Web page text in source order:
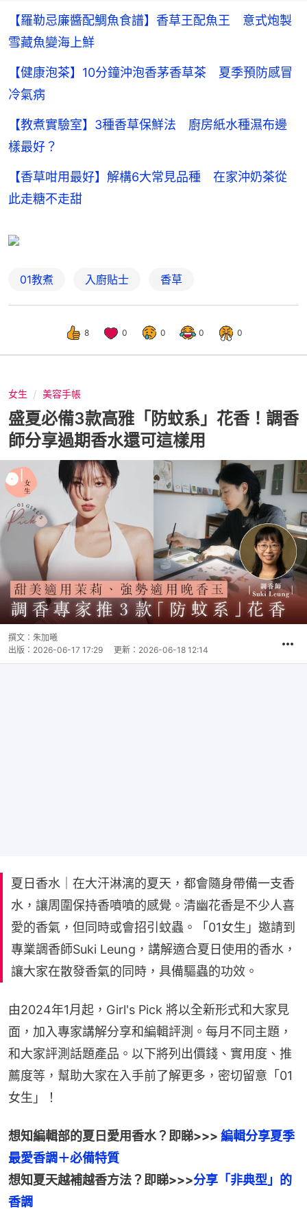
【羅勒忌廉醬配鯛魚食譜】香草王配魚王 意式炮製
雪藏魚變海上鮮
【健康泡茶】10分鐘沖泡香茅香草茶 夏季預防感冒
冷氣病
【教煮實驗室】3種香草保鮮法 廚房紙水種濕布邊
樣最好？
【香草咁用最好】解構6大常見品種 在家沖奶茶從
此走糖不走甜
01教煮 入廚貼士 香草
8 0 0 0 0
女生 美容手帳
盛夏必備3款高雅「防蚊系」花香！調香
師分享過期香水還可這樣用
撰文： 朱加曦
出版： 2026-06-17 17:29 更新： 2026-06-18 12:14
夏日香水｜在大汗淋漓的夏天，都會隨身帶備一支香
水，讓周圍保持香噴噴的感覺。清幽花香是不少人喜
愛的香氣，但同時或會招引蚊蟲。「01女生」邀請到
專業調香師Suki Leung，講解適合夏日使用的香水，
讓大家在散發香氣的同時，具備驅蟲的功效。
由2024年1月起，Girl's Pick 將以全新形式和大家見
面，加入專家講解分享和編輯評測。每月不同主題，
和大家評測話題產品。以下將列出價錢、實用度、推
薦度等，幫助大家在入手前了解更多，密切留意「01
女生」！
想知編輯部的夏日愛用香水？即睇>>> 編輯分享夏季
想知夏天越補越香方法？即睇>>>分享「非典型」的
香調